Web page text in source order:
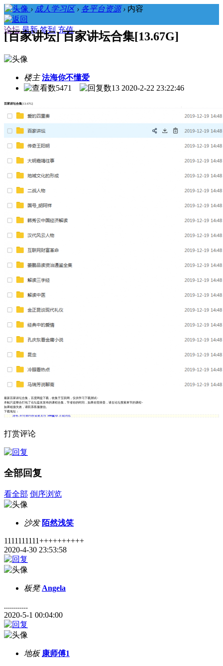
› 成人学习区 › 各平台资源 › 内容
论坛 最新 签到 充值
[百家讲坛] 百家讲坛合集[13.67G]
楼主 法海你不懂爱
5471
13 2020-2-22 23:22:46
百家讲坛合集[13.67G]
最新百家讲坛合集，百度网盘下载，收集于互联网，仅供学习下载测试~
本帖只是整合打包了论坛盘友发布的课程合集，节省你的时间，如果你觉得贵，请去论坛搜索单节的课程~
如果链接失效，请联系客服微信。
下载地址：
游客,本付费内容需要支付 500盘币 才能浏览
打赏评论
全部回复
看全部 倒序浏览
沙发 陌然浅笑
1111111111++++++++++
2020-4-30 23:53:58
板凳 Angela
............
2020-5-1 00:04:00
地板 康师傅1